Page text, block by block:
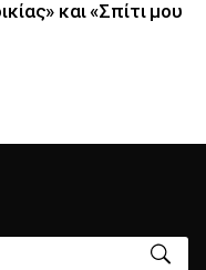
και «Σπίτι μου